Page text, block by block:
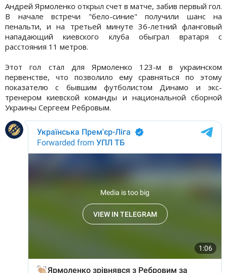
Андрей Ярмоленко открыл счет в матче, забив первый гол.
В начале встречи "бело-синие" получили шанс на
пенальти, и на третьей минуте 36-летний фланговый
нападающий киевского клуба обыграл вратаря с
расстояния 11 метров.
Этот гол стал для Ярмоленко 123-м в украинском
первенстве, что позволило ему сравняться по этому
показателю с бывшим футболистом Динамо и экс-
тренером киевской команды и национальной сборной
Украины Сергеем Ребровым.